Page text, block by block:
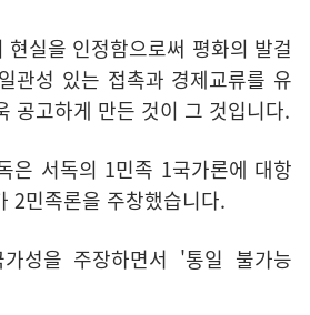
실을 인정함으로써 평화의 발걸
관성 있는 접촉과 경제교류를 유
공고하게 만든 것이 그 것입니다.
은 서독의 1민족 1국가론에 대항
2민족론을 주창했습니다.
성을 주장하면서 '통일 불가능